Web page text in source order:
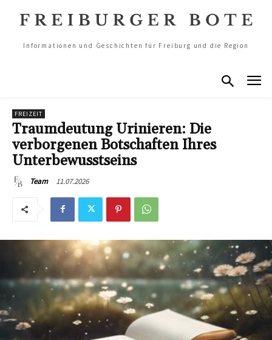
Informationen und Geschichten für Freiburg und die Region
FREIZEIT
Traumdeutung Urinieren: Die
verborgenen Botschaften Ihres
Unterbewusstseins
Team 11.07.2026